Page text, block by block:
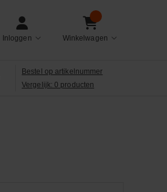
Inloggen Winkelwagen
Bestel op artikelnummer
Vergelijk: 0 producten